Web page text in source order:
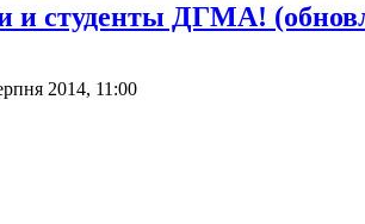
и студенты ДГМА!
2014, 11:00